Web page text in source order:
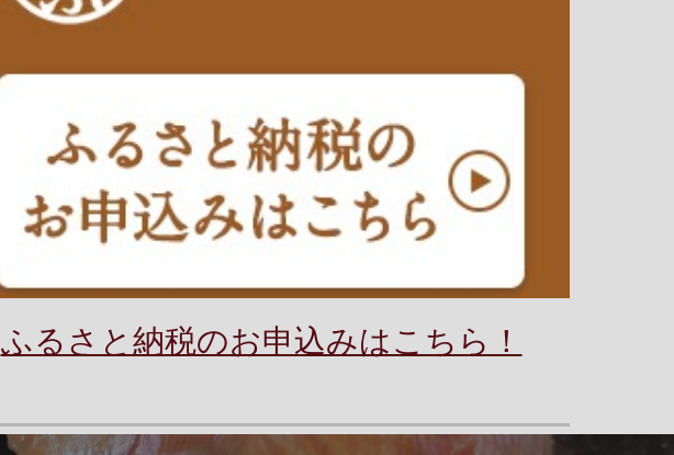
ふるさと納税のお申込みはこちら！